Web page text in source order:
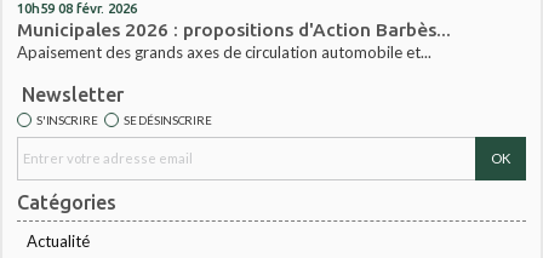
10h59 08 févr. 2026
Municipales 2026 : propositions d'Action Barbès...
Apaisement des grands axes de circulation automobile et...
Newsletter
S'INSCRIRE SE DÉSINSCRIRE
Catégories
Actualité